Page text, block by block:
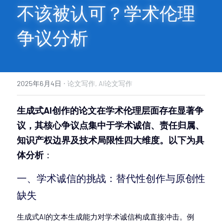
免费福利
不该被认可？学术伦理
争议分析
2025年6月4日 · 论文写作, AI论文写作
生成式AI创作的论文在学术伦理层面存在显著争
议，其核心争议点集中于学术诚信、责任归属、
知识产权边界及技术局限性四大维度。以下为具
体分析：
一、学术诚信的挑战：替代性创作与原创性
缺失
生成式AI的文本生成能力对学术诚信构成直接冲击。例